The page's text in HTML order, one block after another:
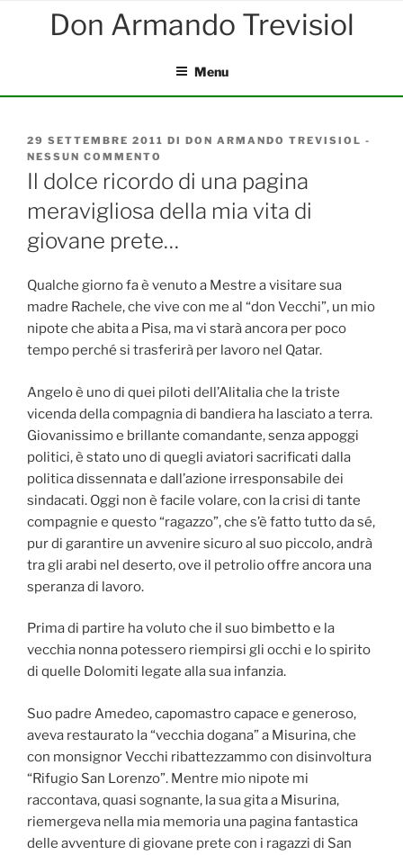
Menu
PUBBLICATO
IL
29 SETTEMBRE 2011 DI DON ARMANDO TREVISIOL -
NESSUN COMMENTO
DOLCE
RICORDO
DI
UNA
DELLA
MIA
DI
GIOVANE
Il dolce ricordo di una pagina
meravigliosa della mia vita di
giovane prete…
Qualche giorno fa è venuto a Mestre a visitare sua
madre Rachele, che vive con me al “don Vecchi”, un mio
nipote che abita a Pisa, ma vi starà ancora per poco
tempo perché si trasferirà per lavoro nel Qatar.
Angelo è uno di quei piloti dell’Alitalia che la triste
vicenda della compagnia di bandiera ha lasciato a terra.
Giovanissimo e brillante comandante, senza appoggi
politici, è stato uno di quegli aviatori sacrificati dalla
politica dissennata e dall’azione irresponsabile dei
sindacati. Oggi non è facile volare, con la crisi di tante
compagnie e questo “ragazzo”, che s’è fatto tutto da sé,
pur di garantire un avvenire sicuro al suo piccolo, andrà
tra gli arabi nel deserto, ove il petrolio offre ancora una
speranza di lavoro.
Prima di partire ha voluto che il suo bimbetto e la
vecchia nonna potessero riempirsi gli occhi e lo spirito
di quelle Dolomiti legate alla sua infanzia.
Suo padre Amedeo, capomastro capace e generoso,
aveva restaurato la “vecchia dogana” a Misurina, che
con monsignor Vecchi ribattezzammo con disinvoltura
“Rifugio San Lorenzo”. Mentre mio nipote mi
raccontava, quasi sognante, la sua gita a Misurina,
riemergeva nella mia memoria una pagina fantastica
delle avventure di giovane prete con i ragazzi di San